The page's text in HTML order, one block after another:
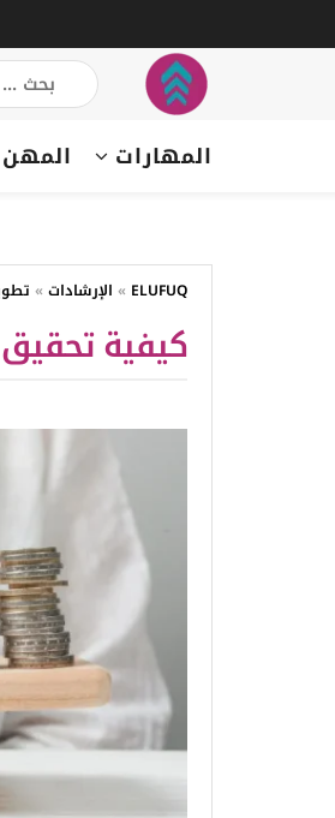
المهارات المهن
ELUFUQ
» الإرشادات »
كيفية تحقيق